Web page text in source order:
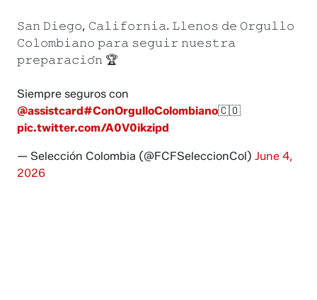
𝚂𝚊𝚗 𝙳𝚒𝚎𝚐𝚘, 𝙲𝚊𝚕𝚒𝚏𝚘𝚛𝚗𝚒𝚊. 𝙻𝚕𝚎𝚗𝚘𝚜 𝚍𝚎 𝙾𝚛𝚐𝚞𝚕𝚕𝚘
𝙲𝚘𝚕𝚘𝚖𝚋𝚒𝚊𝚗𝚘 𝚙𝚊𝚛𝚊 𝚜𝚎𝚐𝚞𝚒𝚛 𝚗𝚞𝚎𝚜𝚝𝚛𝚊
𝚙𝚛𝚎𝚙𝚊𝚛𝚊𝚌𝚒𝚘́𝚗 🏆
Siempre seguros con
@assistcard#ConOrgulloColombiano🇨🇴
pic.twitter.com/A0V0ikzipd
— Selección Colombia (@FCFSeleccionCol)June 4,
2026